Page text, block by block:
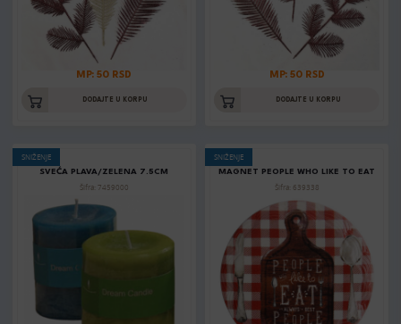
MP: 50 RSD
DODAJTE U KORPU
MP: 50 RSD
DODAJTE U KORPU
SNIŽENJE
SVEĆA PLAVA/ZELENA 7.5CM
Šifra: 7459000
SNIŽENJE
MAGNET PEOPLE WHO LIKE TO EAT
Šifra: 639338